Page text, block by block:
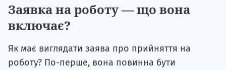
Заявка на роботу — що вона
включає?
Як має виглядати заява про прийняття на
роботу? По-перше, вона повинна бути